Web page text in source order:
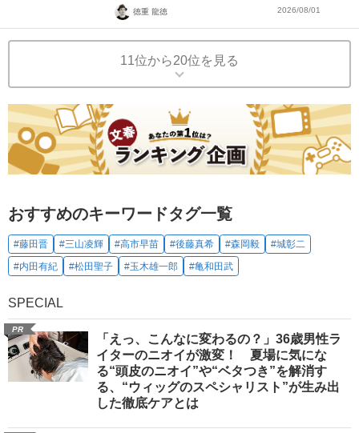
徳重 龍徳 2026/08/01
11位から20位を見る
おすすめのキーワードタグ一覧
#藤田晋 #三山凌輝 #高市早苗 #後藤真希 #森岡毅
#城彰二
#内田有紀
#松田聖子 #玉木雄一郎 #亀和田武
SPECIAL
PR
「えっ、こんなに変わるの？」36歳男性ラ
イターのニオイが激変！ 夏場に気にな
る“頭皮のニオイ”や“ベタつき”を解消す
る、“ウィッグのスペシャリスト”が生み出
した徹底ケアとは